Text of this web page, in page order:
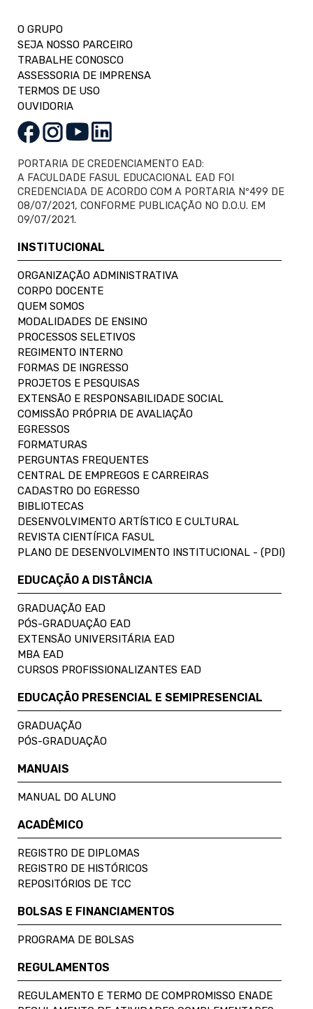
O GRUPO
SEJA NOSSO PARCEIRO
TRABALHE CONOSCO
ASSESSORIA DE IMPRENSA
TERMOS DE USO
OUVIDORIA
PORTARIA DE CREDENCIAMENTO EAD:
A FACULDADE FASUL EDUCACIONAL EAD FOI
CREDENCIADA DE ACORDO COM A PORTARIA Nº499 DE
08/07/2021, CONFORME PUBLICAÇÃO NO D.O.U. EM
09/07/2021.
INSTITUCIONAL
ORGANIZAÇÃO ADMINISTRATIVA
CORPO DOCENTE
QUEM SOMOS
MODALIDADES DE ENSINO
PROCESSOS SELETIVOS
REGIMENTO INTERNO
FORMAS DE INGRESSO
PROJETOS E PESQUISAS
EXTENSÃO E RESPONSABILIDADE SOCIAL
COMISSÃO PRÓPRIA DE AVALIAÇÃO
EGRESSOS
FORMATURAS
PERGUNTAS FREQUENTES
CENTRAL DE EMPREGOS E CARREIRAS
CADASTRO DO EGRESSO
BIBLIOTECAS
DESENVOLVIMENTO ARTÍSTICO E CULTURAL
REVISTA CIENTÍFICA FASUL
PLANO DE DESENVOLVIMENTO INSTITUCIONAL - (PDI)
EDUCAÇÃO A DISTÂNCIA
GRADUAÇÃO EAD
PÓS-GRADUAÇÃO EAD
EXTENSÃO UNIVERSITÁRIA EAD
MBA EAD
CURSOS PROFISSIONALIZANTES EAD
EDUCAÇÃO PRESENCIAL E SEMIPRESENCIAL
GRADUAÇÃO
PÓS-GRADUAÇÃO
MANUAIS
MANUAL DO ALUNO
ACADÊMICO
REGISTRO DE DIPLOMAS
REGISTRO DE HISTÓRICOS
REPOSITÓRIOS DE TCC
BOLSAS E FINANCIAMENTOS
PROGRAMA DE BOLSAS
REGULAMENTOS
REGULAMENTO E TERMO DE COMPROMISSO ENADE